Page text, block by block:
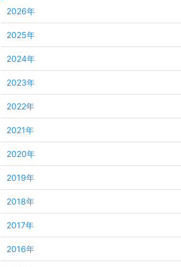
2026年
2025年
2024年
2023年
2022年
2021年
2020年
2019年
2018年
2017年
2016年